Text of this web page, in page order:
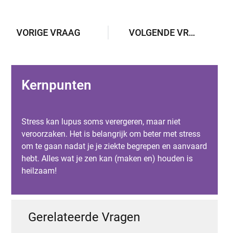
VORIGE VRAAG VOLGENDE VRAAG
Kernpunten
Stress kan lupus soms verergeren, maar niet
veroorzaken. Het is belangrijk om beter met stress
om te gaan nadat je je ziekte begrepen en aanvaard
hebt. Alles wat je zen kan (maken en) houden is
heilzaam!
Gerelateerde Vragen